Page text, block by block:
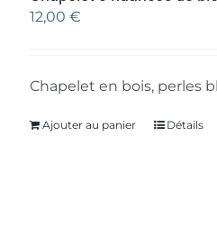
12,00 €
Chapelet en bois, perles
Ajouter au panier Détails